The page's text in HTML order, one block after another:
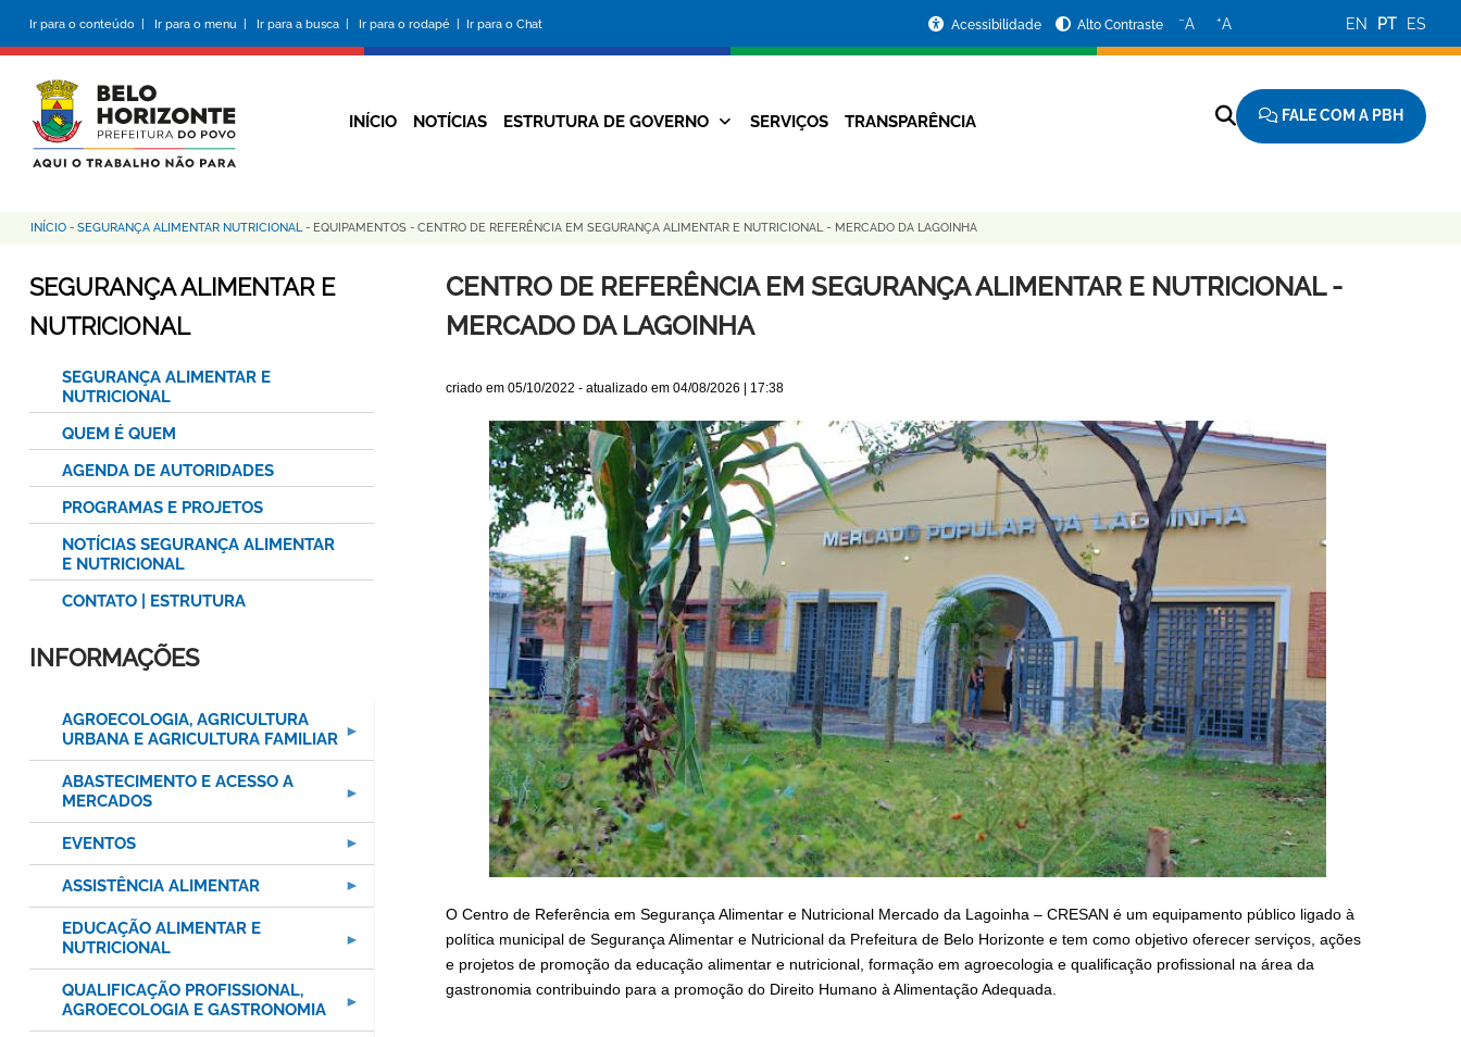
conteúdo
principal
Ir para o conteúdo | Ir para o menu | Ir para a busca | Ir para o rodapé | Ir para o Chat
da
Prefeitura
Acessibilidade Alto Contraste −A +A EN PT ES
Navegação
INÍCIO NOTÍCIAS ESTRUTURA DE GOVERNO SERVIÇOS TRANSPARÊNCIA FALE COM A PBH
Trilha
de
navegação
INÍCIO - SEGURANÇA ALIMENTAR NUTRICIONAL - EQUIPAMENTOS - CENTRO DE REFERÊNCIA EM SEGURANÇA ALIMENTAR E NUTRICIONAL - MERCADO DA LAGOINHA
CENTRO DE REFERÊNCIA EM SEGURANÇA ALIMENTAR E NUTRICIONAL -
MERCADO DA LAGOINHA
criado em 05/10/2022 - atualizado em 04/08/2026 | 17:38
O Centro de Referência em Segurança Alimentar e Nutricional Mercado da Lagoinha – CRESAN é um equipamento público ligado à
política municipal de Segurança Alimentar e Nutricional da Prefeitura de Belo Horizonte e tem como objetivo oferecer serviços, ações
e projetos de promoção da educação alimentar e nutricional, formação em agroecologia e qualificação profissional na área da
gastronomia contribuindo para a promoção do Direito Humano à Alimentação Adequada.
SEGURANÇA ALIMENTAR E
NUTRICIONAL
SEGURANÇA ALIMENTAR E
NUTRICIONAL
QUEM É QUEM
AGENDA DE AUTORIDADES
PROGRAMAS E PROJETOS
NOTÍCIAS SEGURANÇA ALIMENTAR
E NUTRICIONAL
CONTATO | ESTRUTURA
INFORMAÇÕES
AGROECOLOGIA, AGRICULTURA
URBANA E AGRICULTURA FAMILIAR
ABASTECIMENTO E ACESSO A
MERCADOS
EVENTOS
ASSISTÊNCIA ALIMENTAR
EDUCAÇÃO ALIMENTAR E
NUTRICIONAL
QUALIFICAÇÃO PROFISSIONAL,
AGROECOLOGIA E GASTRONOMIA